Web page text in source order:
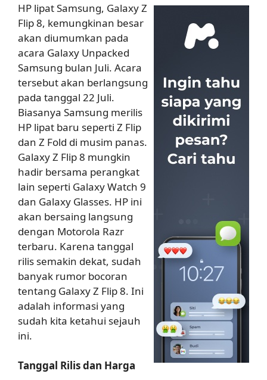
HP lipat Samsung, Galaxy Z
Flip 8, kemungkinan besar
akan diumumkan pada
acara Galaxy Unpacked
Samsung bulan Juli. Acara
tersebut akan berlangsung
pada tanggal 22 Juli.
Biasanya Samsung merilis
HP lipat baru seperti Z Flip
dan Z Fold di musim panas.
Galaxy Z Flip 8 mungkin
hadir bersama perangkat
lain seperti Galaxy Watch 9
dan Galaxy Glasses. HP ini
akan bersaing langsung
dengan Motorola Razr
terbaru. Karena tanggal
rilis semakin dekat, sudah
banyak rumor bocoran
tentang Galaxy Z Flip 8. Ini
adalah informasi yang
sudah kita ketahui sejauh
ini.
Tanggal Rilis dan Harga